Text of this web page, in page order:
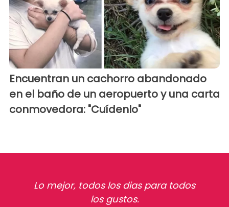
Encuentran un cachorro abandonado
en el baño de un aeropuerto y una carta
conmovedora: "Cuídenlo"
Lo mejor, todos los dias para todos
los gustos.